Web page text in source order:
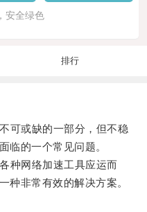
安全绿色
排行
或缺的一部分，但不稳
临的一个常见问题。
网络加速工具应运而
种非常有效的解决方案。